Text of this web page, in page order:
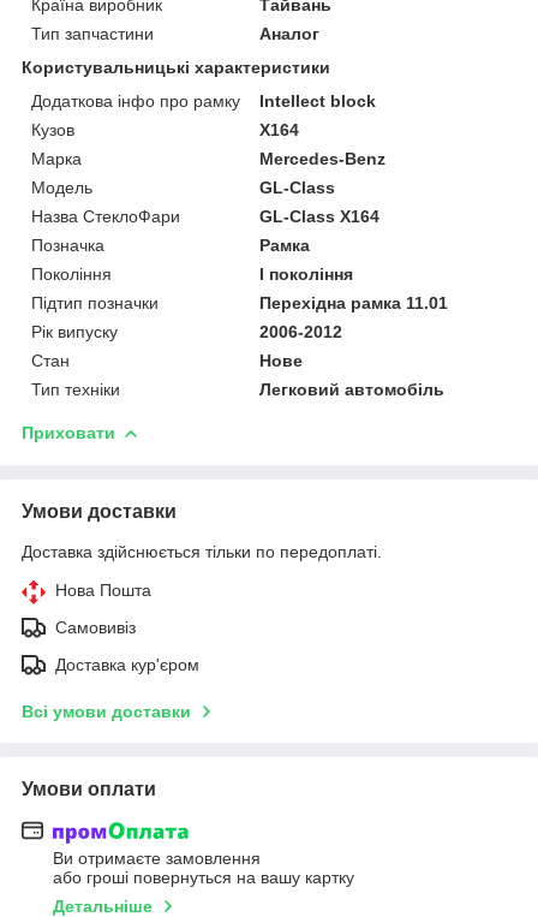
Країна виробник
Тайвань
Тип запчастини
Аналог
Користувальницькі характеристики
Додаткова інфо про рамку
Intellect block
Кузов
X164
Марка
Mercedes-Benz
Мoдель
GL-Class
Назва СтеклоФари
GL-Class X164
Позначка
Рамка
Покоління
I покоління
Підтип позначки
Перехідна рамка 11.01
Рік випуску
2006-2012
Стан
Нове
Тип техніки
Легковий автомобіль
Приховати
Умови доставки
Доставка здійснюється тільки по передоплаті.
Нова Пошта
Самовивіз
Доставка кур'єром
Всі умови доставки
Умови оплати
Ви отримаєте замовлення
або гроші повернуться на вашу картку
Детальніше